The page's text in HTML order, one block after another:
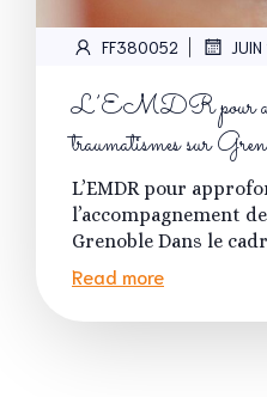
FF380052 | JUIN
L’EMDR pour
traumatismes sur
L’EMDR pour
l’accompagnement
Grenoble Dans le
Read more